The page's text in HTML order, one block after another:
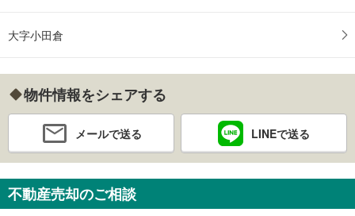
大字小田倉
物件情報をシェアする
メールで送る LINEで送る
不動産売却のご相談